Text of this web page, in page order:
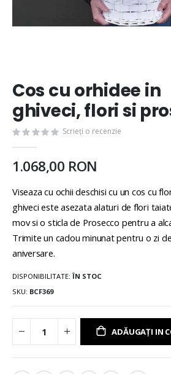
Cos cu orhidee in
ghiveci, flori si
Scrieți o recenzie
1.068,00 RON
Viseaza cu ochii deschisi cu un cos cu
ghiveci este asezata alaturi de flori
mov si o sticla de Prosecco pentru a
Trimite un cadou minunat pentru o zi
aniversare.
DISPONIBILITATE: ÎN STOC
SKU BCF369
ADĂUGAȚI IN